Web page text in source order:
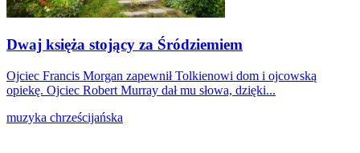
Dwaj księża stojący za Śródziemiem
Ojciec Francis Morgan zapewnił Tolkienowi dom i ojcowską
opiekę. Ojciec Robert Murray dał mu słowa, dzięki...
muzyka chrześcijańska